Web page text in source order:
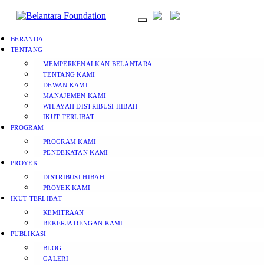
BERANDA
TENTANG
MEMPERKENALKAN BELANTARA
TENTANG KAMI
DEWAN KAMI
MANAJEMEN KAMI
WILAYAH DISTRIBUSI HIBAH
IKUT TERLIBAT
PROGRAM
PROGRAM KAMI
PENDEKATAN KAMI
PROYEK
DISTRIBUSI HIBAH
PROYEK KAMI
IKUT TERLIBAT
KEMITRAAN
BEKERJA DENGAN KAMI
PUBLIKASI
BLOG
GALERI